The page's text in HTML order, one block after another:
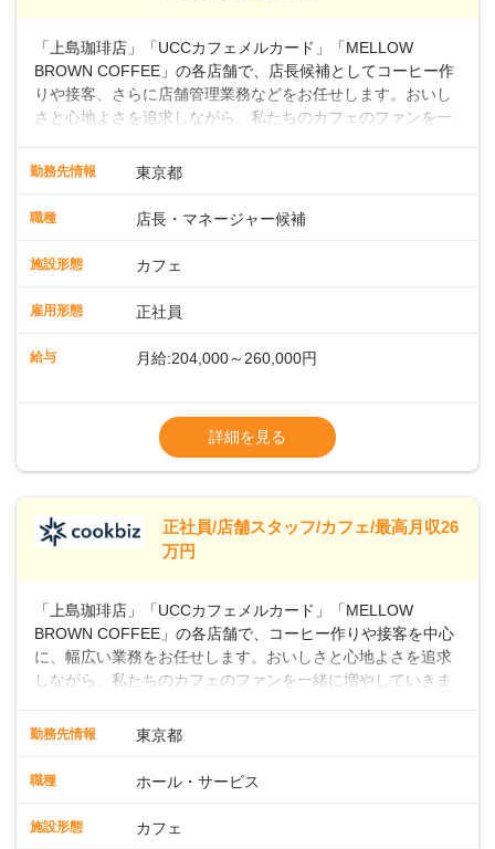
万円＋賞与(年3回)・店長職：年収410万円／
「上島珈琲店」「UCCカフェメルカード」「MELLOW
BROWN COFFEE」の各店舗で、店長候補としてコーヒー作
りや接客、さらに店舗管理業務などをお任せします。おいし
さと心地よさを追求しながら、私たちのカフェのファンを一
の抽出や各種ドリンクの作成お客様のご案内、レジ対応軽食
タートも安心 ◎サポート体制充実コーヒーの知識から接客マ
から40代まで幅広い年齢層が活躍しており、チームワークも
るので、スムーズに業務に馴染める環境です。「カフェの接
長として活躍を！接客業務になれたら、売上・シフト・在庫
一切無用♪一つひとつをしっかり伝えていきますので、無理の
ないペースで覚えていきましょう！さらにマネージャーへの
勤務先情報 東京都
職種 店長・マネージャー候補
施設形態 カフェ
雇用形態 正社員
給与 月給:204,000～260,000円
ます・東日本エリア：月給21万4000～27万
※経験・スキルを考慮の上、決定します。
※別途、残業代および各種手当あり
※試用期間なし
■店長職： ・西日本／月給26万7500円
万円＋賞与(年3回)・店長職：年収410万円／
詳細を見る
正社員/店舗スタッフ/カフェ/最高月収26
万円
「上島珈琲店」「UCCカフェメルカード」「MELLOW
BROWN COFFEE」の各店舗で、コーヒー作りや接客を中心
に、幅広い業務をお任せします。おいしさと心地よさを追求
しながら、私たちのカフェのファンを一緒に増やしていきま
クの作成お客様のご案内、レジ対応軽食メニューの調理店内
ート体制充実コーヒーの知識から接客マナーまで、先輩スタ
年齢層が活躍しており、チームワークも抜群です。基本マニ
勤務先情報 東京都
職種 ホール・サービス
施設形態 カフェ